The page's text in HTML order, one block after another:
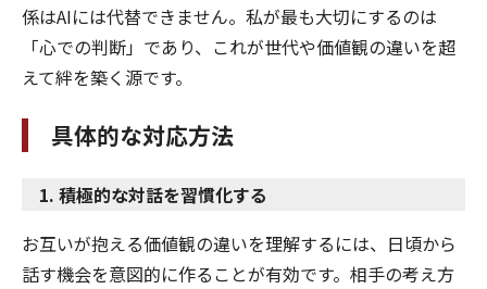
係はAIには代替できません。私が最も大切にするのは
「心での判断」であり、これが世代や価値観の違いを超
えて絆を築く源です。
具体的な対応方法
1. 積極的な対話を習慣化する
お互いが抱える価値観の違いを理解するには、日頃から
話す機会を意図的に作ることが有効です。相手の考え方